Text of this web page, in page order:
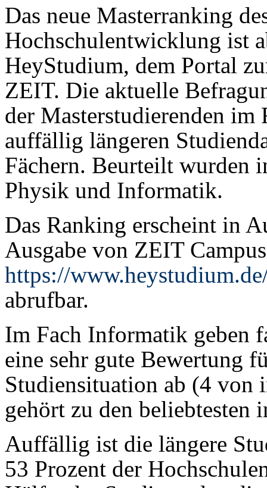
Das neue Masterranking
Hochschulentwicklung ist
HeyStudium, dem Portal
ZEIT. Die aktuelle
der Masterstudierenden
auffällig längeren
Fächern. Beurteilt wurden
Physik und Informatik.
Das Ranking erscheint in
Ausgabe von ZEIT
https://
abrufbar.
Im Fach Informatik geben
eine sehr gute Bewertung
Studiensituation ab (4 von
gehört zu den beliebtesten
Auffällig ist die längere
53 Prozent der